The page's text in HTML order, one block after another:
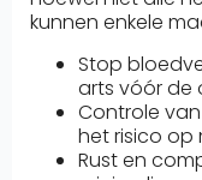
kunnen enkele
Stop
arts vóór de
Controle
het risico op
Rust en